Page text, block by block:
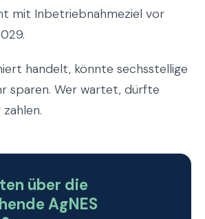
mit Inbetriebnahmeziel vor
handelt, könnte sechsstellige
sparen. Wer wartet, dürfte
über die
AgNES